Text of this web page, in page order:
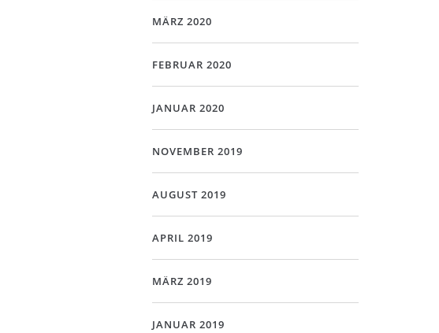
MÄRZ 2020
FEBRUAR 2020
JANUAR 2020
NOVEMBER 2019
AUGUST 2019
APRIL 2019
MÄRZ 2019
JANUAR 2019